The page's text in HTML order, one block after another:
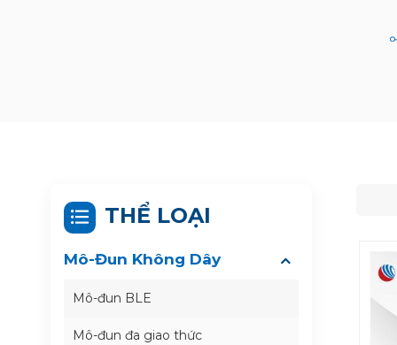
THỂ LOẠI
Mô-Đun Không Dây
Mô-đun BLE
Mô-đun đa giao thức